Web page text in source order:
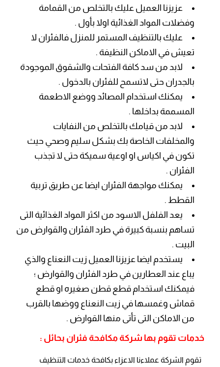
عزيزنا العميل عليك بالتخلص من القمامة
وفضلات المواد الغذائية اولا بأول .
عليك بالتنظيف المستمر للمنزل فالفئران لا
تعيش في الاماكن النظيفة .
لابد من سد كافة الفتحات والشقوق الموجودة
بالجدران حتى لاتسمح للفئران بالدخول .
يمكنك استخدام المصائد ووضع الاطعمة
المسممة بداخلها .
لابد من قيامك بالتخلص من النفايات
والمخلفات الخاصة بك بشكل سليم وصحي حيث
تكون في اكياس او اوعية سميكة حتى لا تجذب
الفئران .
يمكنك مواجهة الفئران ايضا عن طريق تربية
القطط .
يعد الفلفل الاسود من اكثر المواد الغذائية التى
تساهم بنسبة كبيرة في طرد الفئران والقوارض من
البيت .
يستخدم ايضا عزيزنا العميل زيت النعناع والذي
يباع عند العطارين في طرد الفئران والقوارض ؛
فيمكنك استخدام قطع قطن صغيره او قطع
قماش وغمسها في زيت النعناع ووضها بالقرب
من الاماكن التى تأتى منها القوارض .
خدمات تقوم بها شركة مكافحة فئران بحائل :
تقوم الشركة عملاءنا الاعزاء بكافحة خدمات التنظيف